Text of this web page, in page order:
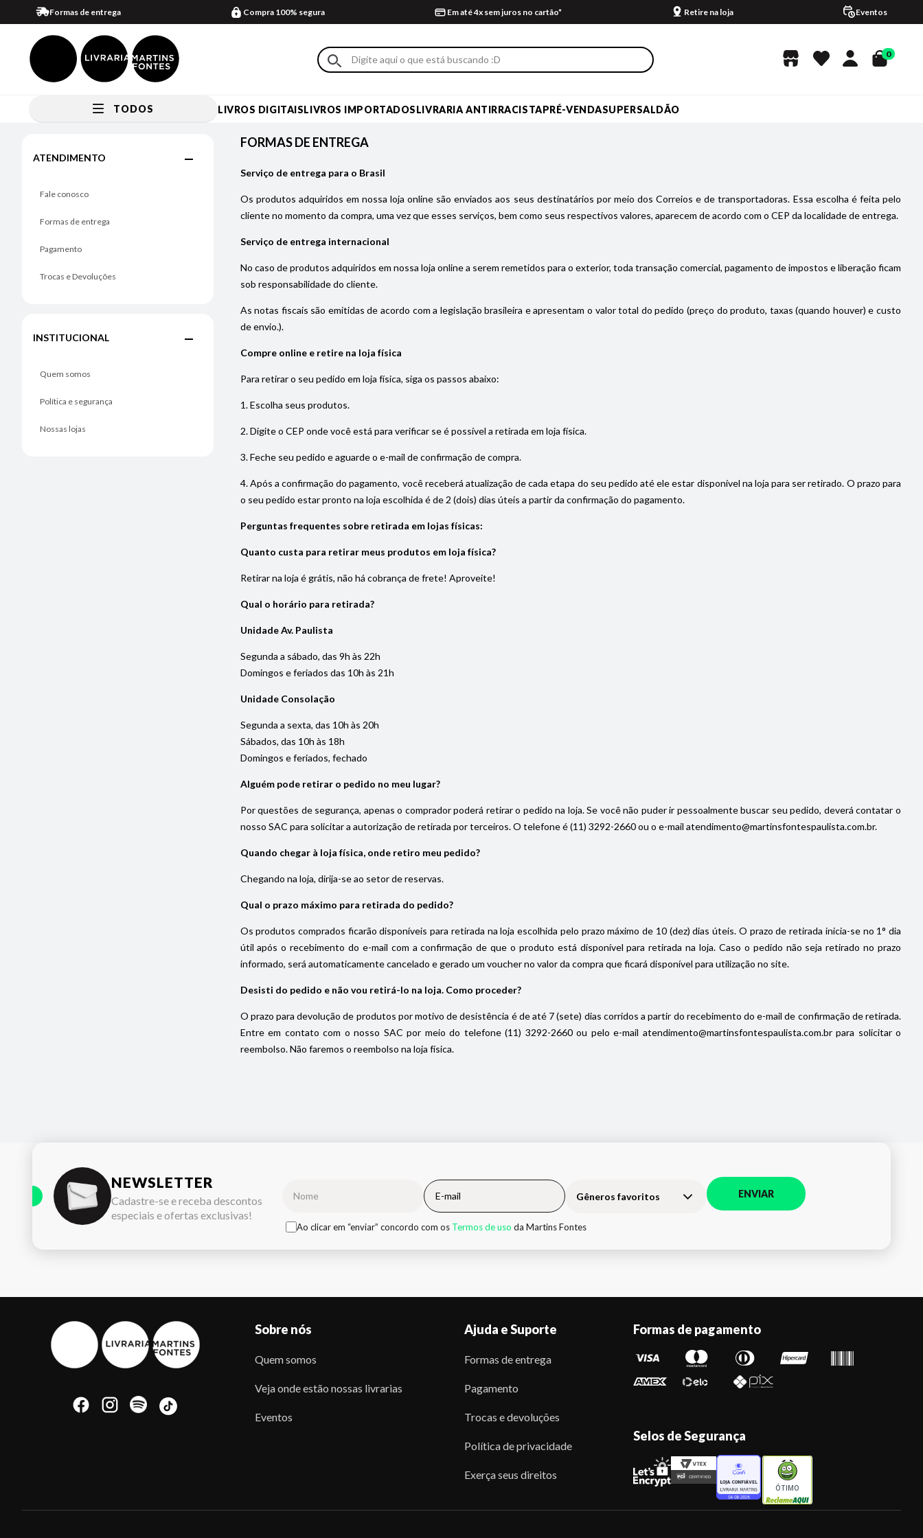
Formas de entrega Compra 100% segura Em até 4x sem juros no cartão* Retire na loja Eventos
0
TODOS LIVROS DIGITAISLIVROS IMPORTADOSLIVRARIA ANTIRRACISTAPRÉ-VENDASUPERSALDÃO
FORMAS DE ENTREGA
ATENDIMENTO
Fale conosco
Formas de entrega
Pagamento
Trocas e Devoluções
INSTITUCIONAL
Quem somos
Política e segurança
Nossas lojas
FORMAS DE ENTREGA
Serviço de entrega para o Brasil
Os produtos adquiridos em nossa loja online são enviados aos seus destinatários por meio dos Correios e de transportadoras. Essa escolha é feita pelo
cliente no momento da compra, uma vez que esses serviços, bem como seus respectivos valores, aparecem de acordo com o CEP da localidade de entrega.
Serviço de entrega internacional
No caso de produtos adquiridos em nossa loja online a serem remetidos para o exterior, toda transação comercial, pagamento de impostos e liberação ficam
sob responsabilidade do cliente.
As notas fiscais são emitidas de acordo com a legislação brasileira e apresentam o valor total do pedido (preço do produto, taxas (quando houver) e custo
de envio.).
Compre online e retire na loja física
Para retirar o seu pedido em loja física, siga os passos abaixo:
1. Escolha seus produtos.
2. Digite o CEP onde você está para verificar se é possível a retirada em loja física.
3. Feche seu pedido e aguarde o e-mail de confirmação de compra.
4. Após a confirmação do pagamento, você receberá atualização de cada etapa do seu pedido até ele estar disponível na loja para ser retirado. O prazo para
o seu pedido estar pronto na loja escolhida é de 2 (dois) dias úteis a partir da confirmação do pagamento.
Perguntas frequentes sobre retirada em lojas físicas:
Quanto custa para retirar meus produtos em loja física?
Retirar na loja é grátis, não há cobrança de frete! Aproveite!
Qual o horário para retirada?
Unidade Av. Paulista
Segunda a sábado, das 9h às 22h
Domingos e feriados das 10h às 21h
Unidade Consolação
Segunda a sexta, das 10h às 20h
Sábados, das 10h às 18h
Domingos e feriados, fechado
Alguém pode retirar o pedido no meu lugar?
Por questões de segurança, apenas o comprador poderá retirar o pedido na loja. Se você não puder ir pessoalmente buscar seu pedido, deverá contatar o
nosso SAC para solicitar a autorização de retirada por terceiros. O telefone é (11) 3292-2660 ou o e-mail atendimento@martinsfontespaulista.com.br.
Quando chegar à loja física, onde retiro meu pedido?
Chegando na loja, dirija-se ao setor de reservas.
Qual o prazo máximo para retirada do pedido?
Os produtos comprados ficarão disponíveis para retirada na loja escolhida pelo prazo máximo de 10 (dez) dias úteis. O prazo de retirada inicia-se no 1° dia
útil após o recebimento do e-mail com a confirmação de que o produto está disponível para retirada na loja. Caso o pedido não seja retirado no prazo
informado, será automaticamente cancelado e gerado um voucher no valor da compra que ficará disponível para utilização no site.
Desisti do pedido e não vou retirá-lo na loja. Como proceder?
O prazo para devolução de produtos por motivo de desistência é de até 7 (sete) dias corridos a partir do recebimento do e-mail de confirmação de retirada.
Entre em contato com o nosso SAC por meio do telefone (11) 3292-2660 ou pelo e-mail atendimento@martinsfontespaulista.com.br para solicitar o
reembolso. Não faremos o reembolso na loja física.
NEWSLETTER
Cadastre-se e receba descontos
especiais e ofertas exclusivas!
Gêneros favoritos ENVIAR
Ao clicar em “enviar” concordo com os Termos de uso da Martins Fontes
Sobre nós
Quem somos
Veja onde estão nossas livrarias
Eventos
Ajuda e Suporte
Formas de entrega
Pagamento
Trocas e devoluções
Política de privacidade
Exerça seus direitos
Formas de pagamento
Selos de Segurança
ÓTIMO